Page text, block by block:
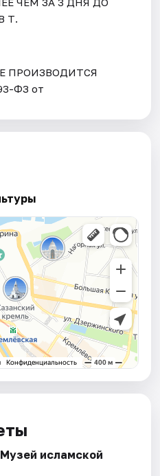
Т.
ПРОИЗВОДИТСЯ
ФЗ от
исламской